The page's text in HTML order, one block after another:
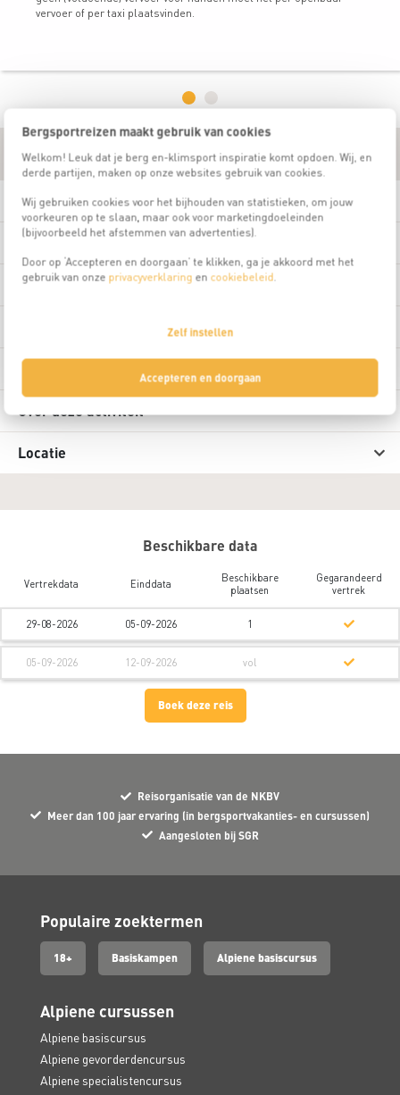
Bergsportreizen maakt gebruik van cookies
Welkom! Leuk dat je berg en-klimsport inspiratie komt opdoen. Wij, en
derde partijen, maken op onze websites gebruik van cookies.
Wij gebruiken cookies voor het bijhouden van statistieken, om jouw
voorkeuren op te slaan, maar ook voor marketingdoeleinden
(bijvoorbeeld het afstemmen van advertenties).
Door op ‘Accepteren en doorgaan’ te klikken, ga je akkoord met het
gebruik van onze privacyverklaring en cookiebeleid.
Zelf instellen
Accepteren en doorgaan
vervoer of per taxi plaatsvinden.
Praktische informatie
Deelname eis
Reisleiding
Uitrusting
Over deze activiteit
Locatie
Beschikbare data
Vertrekdata Einddata
Beschikbare
plaatsen
Gegarandeerd
vertrek
29-08-2026 05-09-2026 1
05-09-2026 12-09-2026 vol
Boek deze reis
Reisorganisatie van de NKBV
Meer dan 100 jaar ervaring (in bergsportvakanties- en cursussen)
Aangesloten bij SGR
Populaire zoektermen
18+ Basiskampen Alpiene basiscursus
Alpiene cursussen
Alpiene basiscursus
Alpiene gevorderdencursus
Alpiene specialistencursus